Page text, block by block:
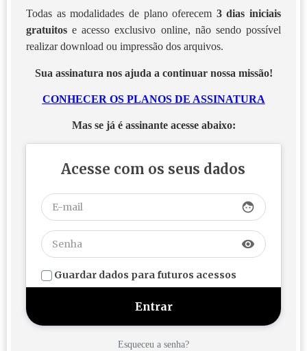
Todas as modalidades de plano oferecem 3 dias iniciais
gratuitos e acesso exclusivo online, não sendo possível
realizar download ou impressão dos arquivos.
Sua assinatura nos ajuda a continuar nossa missão!
CONHECER OS PLANOS DE ASSINATURA
Mas se já é assinante acesse abaixo:
Acesse com os seus dados
face
visibility
Guardar dados para futuros acessos
Esqueceu a senha?